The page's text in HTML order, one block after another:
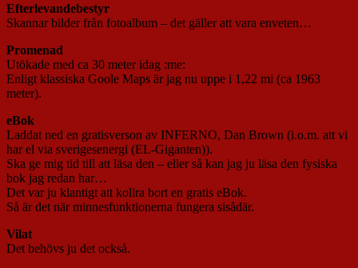
Efterlevandebestyr
Skannar bilder från fotoalbum – det gäller att vara enveten…
Promenad
Utökade med ca 30 meter idag :me:
Enligt klassiska Goole Maps är jag nu uppe i 1,22 mi (ca 1963
meter).
eBok
Laddat ned en gratisverson av INFERNO, Dan Brown (i.o.m. att vi
har el via sverigesenergi (EL-Giganten)).
Ska ge mig tid till att läsa den – eller så kan jag ju läsa den fysiska
bok jag redan har…
Det var ju klantigt att kollra bort en gratis eBok.
Så är det när minnesfunktionerna fungera sisådär.
Vilat
Det behövs ju det också.